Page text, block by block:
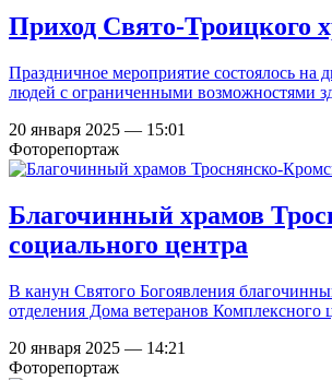
Приход Свято-Троицкого
Праздничное мероприятие состоялось
людей с ограниченными возможностями
20 января 2025 — 15:01
Фоторепортаж
Благочинный храмов
социального центра
В канун Святого Богоявления
отделения Дома ветеранов Комплексного
20 января 2025 — 14:21
Фоторепортаж